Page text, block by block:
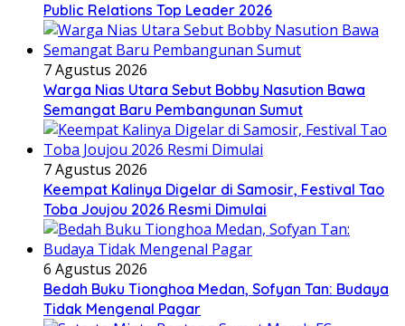
Public Relations Top Leader 2026
7 Agustus 2026
Warga Nias Utara Sebut Bobby Nasution Bawa
Semangat Baru Pembangunan Sumut
7 Agustus 2026
Keempat Kalinya Digelar di Samosir, Festival Tao
Toba Joujou 2026 Resmi Dimulai
6 Agustus 2026
Bedah Buku Tionghoa Medan, Sofyan Tan: Budaya
Tidak Mengenal Pagar